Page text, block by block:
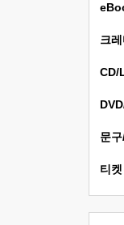
크
CD/
문
티켓